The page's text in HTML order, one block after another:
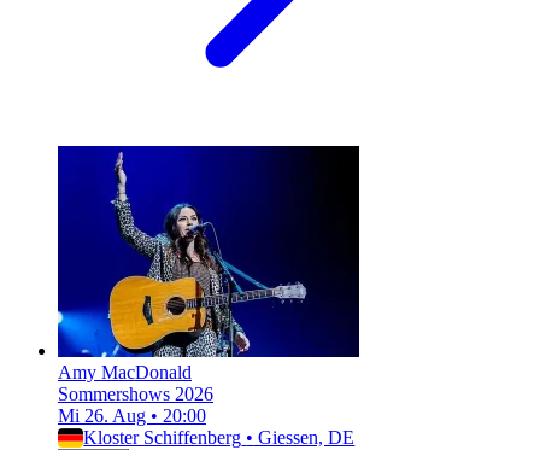
Amy MacDonald
Sommershows 2026
Mi 26. Aug • 20:00
Kloster Schiffenberg • Giessen, DE